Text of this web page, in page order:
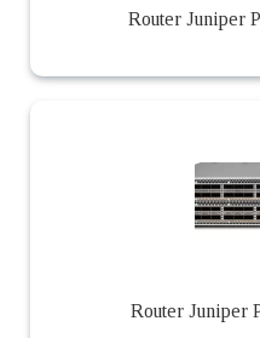
Router Juniper
Router Juniper